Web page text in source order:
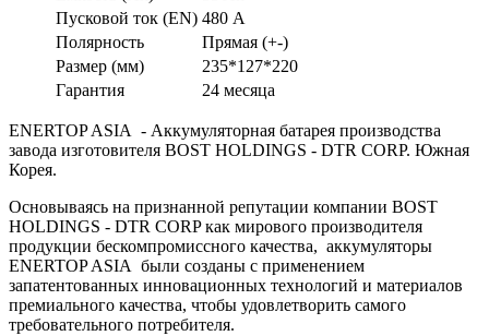
Пусковой ток (EN) 480 А
Полярность
Прямая (+-)
Размер (мм)
235*127*220
Гарантия
24 месяца
ENERTOP ASIA - Аккумуляторная батарея производства
завода изготовителя BOST HOLDINGS - DTR CORP. Южная
Корея.
Основываясь на признанной репутации компании BOST
HOLDINGS - DTR CORP как мирового производителя
продукции бескомпромиссного качества, аккумуляторы
ENERTOP ASIA были созданы с применением
запатентованных инновационных технологий и материалов
премиального качества, чтобы удовлетворить самого
требовательного потребителя.